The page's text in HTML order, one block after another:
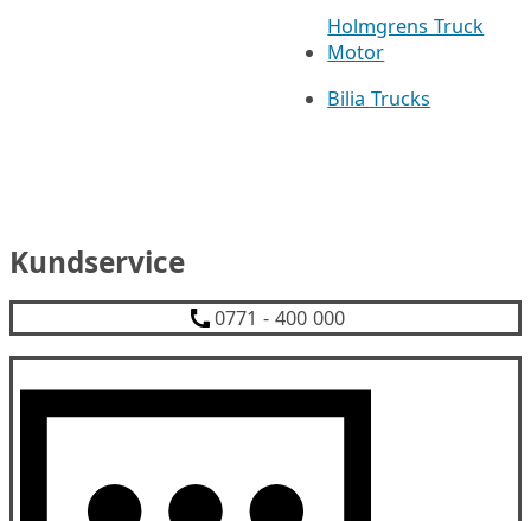
Holmgrens Truck
Motor
Bilia Trucks
Kundservice
0771 - 400 000